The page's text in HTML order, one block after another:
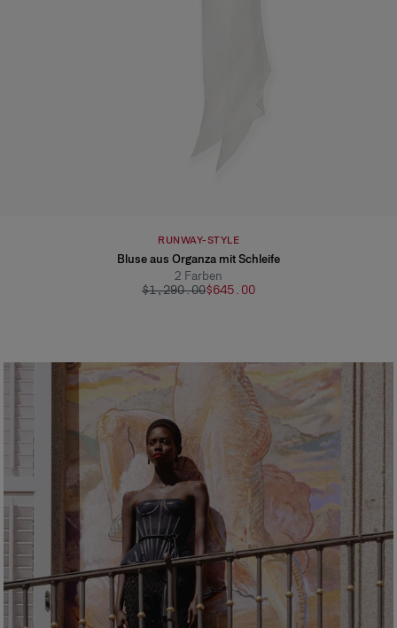
RUNWAY-STYLE
Bluse aus Organza mit Schleife
2 Farben
$1,290.00$645.00